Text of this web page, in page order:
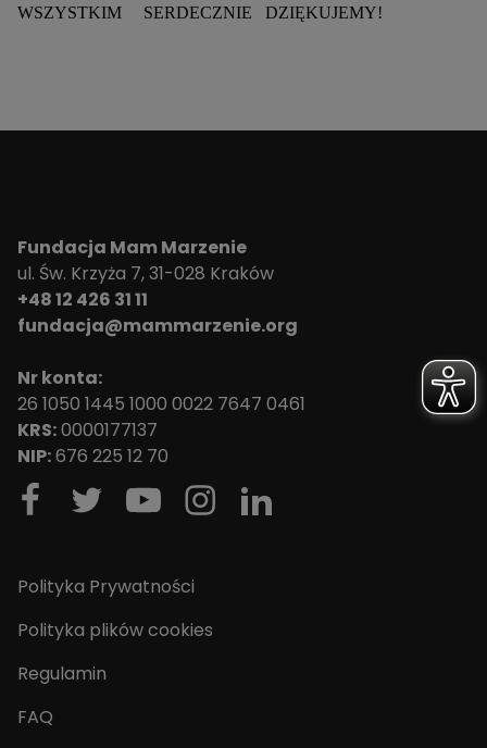
WSZYSTKIM SERDECZNIE DZIĘKUJEMY!
Fundacja Mam Marzenie
ul. Św. Krzyża 7, 31-028 Kraków
+48 12 426 31 11
fundacja@mammarzenie.org
Nr konta:
26 1050 1445 1000 0022 7647 0461
KRS:0000177137
NIP:676 225 12 70
Polityka Prywatności
Polityka plików cookies
Regulamin
FAQ